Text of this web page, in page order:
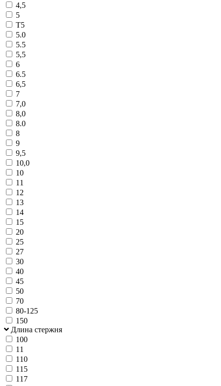
4,5
5
T5
5.0
5.5
5,5
6
6.5
6,5
7
7,0
8,0
8.0
8
9
9,5
10,0
10
11
12
13
14
15
20
25
27
30
40
45
50
70
80-125
150
Длина стержня
100
11
110
115
117